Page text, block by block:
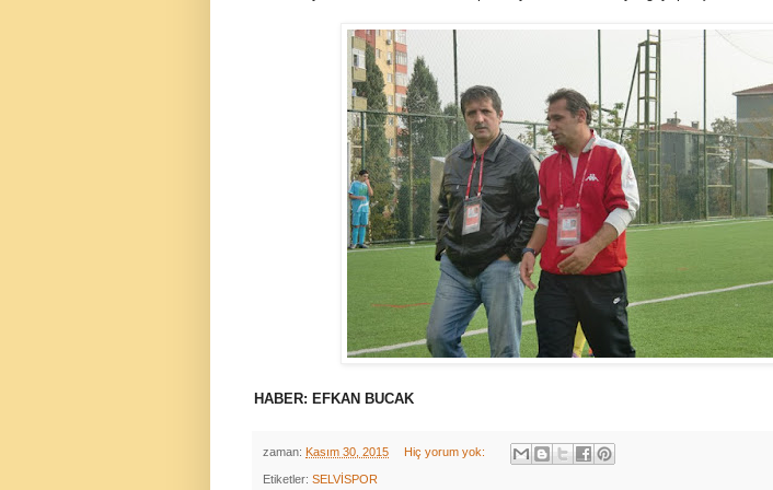
HABER: EFKAN BUCAK
zaman: Kasım 30, 2015 Hiç yorum yok:
Etiketler: SELVİSPOR